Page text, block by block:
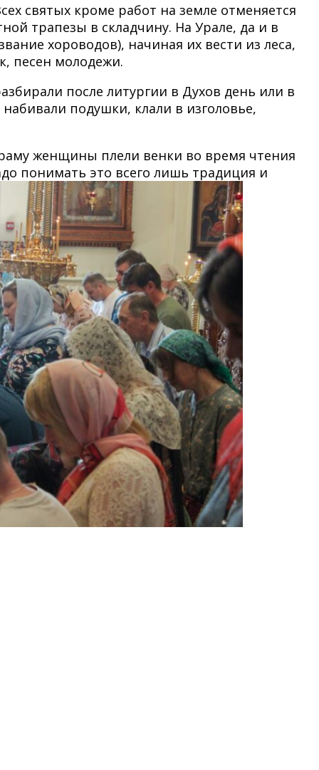
святых кроме работ на земле отменяется
трапезы в складчину. На Урале, да и в
хороводов), начиная их вести из леса,
песен молодежи.
после литургии в Духов день или в
подушки, клали в изголовье,
женщины плели венки во время чтения
понимать это всего лишь традиция и